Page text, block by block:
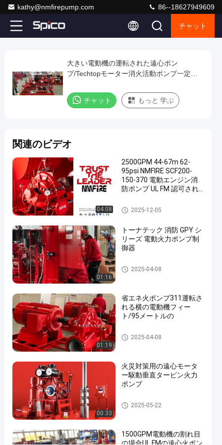
kathy@nmfirepump.com 86--18627949609
チャット
Video
き
い
の
運
転
さ
れ
た
遠
心
ポ
ン
モ
ー
タ
ー
動
ポ
ン
プ
大きい電動機の運転された遠心ポン
プ/Techtopモーター消火活動ポンプ一定
チャット もっと 学ぶ
関連のビデオ
04:08
2500GPM 44-67m 62-
95psi NMFIRE SCF200-
150-370 電動エンジン消
防ポンプ UL FM 認可され
568M3/H
電動機の運転された火ポンプ
2025-12-05
01:16
トーナテック 消防 GPY シ
リーズ 電動火力ポンプ制
御器
火ポンプ コントローラー
2025-04-08
01:19
省エネ火ポンプ311運転さ
れる横の電動機フィー
ト/95メートルの
電動機の運転された火ポンプ
2025-04-08
00:33
火災対策用の遠心モータ
ー駆動垂直タービン火力
ポンプ
電動機の運転された火ポンプ
2025-05-22
1500GPM電動機の割れ目
の場合UL FMの遠心火ポン